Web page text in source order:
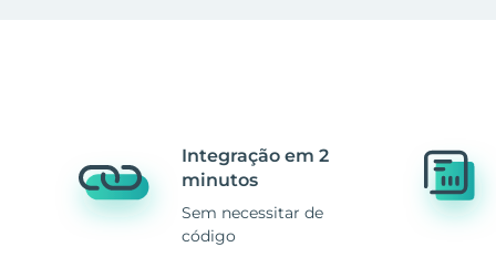
Integração em 2
minutos
Sem necessitar de
código